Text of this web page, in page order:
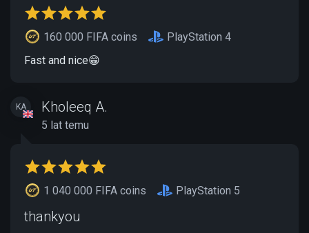
160 000 FIFA coins
PlayStation 4
Fast and nice😁
KA Kholeeq A.
5 lat temu
1 040 000 FIFA coins PlayStation 5
thankyou